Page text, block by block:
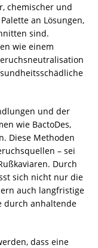
chemischer und
an Lösungen,
sind.
wie einem
und der
wie BactoDes,
Diese Methoden
– sei
Durch
sich nicht nur die
auch langfristige
durch anhaltende
dass eine